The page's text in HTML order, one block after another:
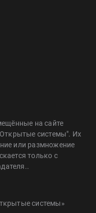
на сайте
системы". Их
или размножение
только с
системы»